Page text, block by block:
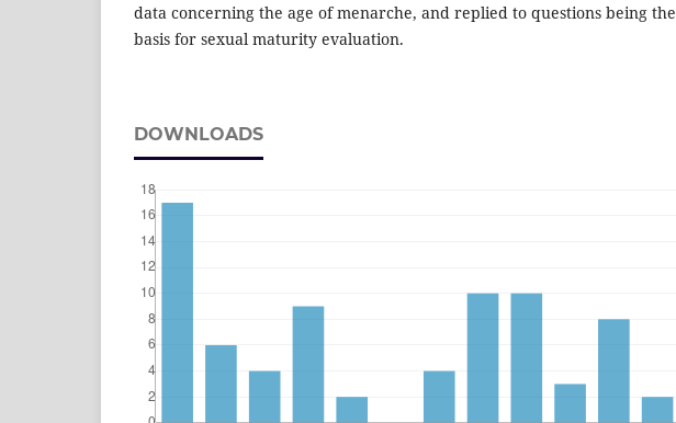
data concerning the age of menarche, and replied to questions being the
basis for sexual maturity evaluation.
DOWNLOADS